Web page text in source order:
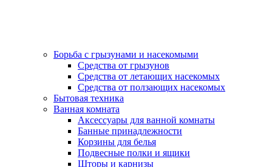
Борьба с грызунами и насекомыми
Средства от грызунов
Средства от летающих насекомых
Средства от ползающих насекомых
Бытовая техника
Ванная комната
Аксессуары для ванной комнаты
Банные принадлежности
Корзины для белья
Подвесные полки и ящики
Шторы и карнизы